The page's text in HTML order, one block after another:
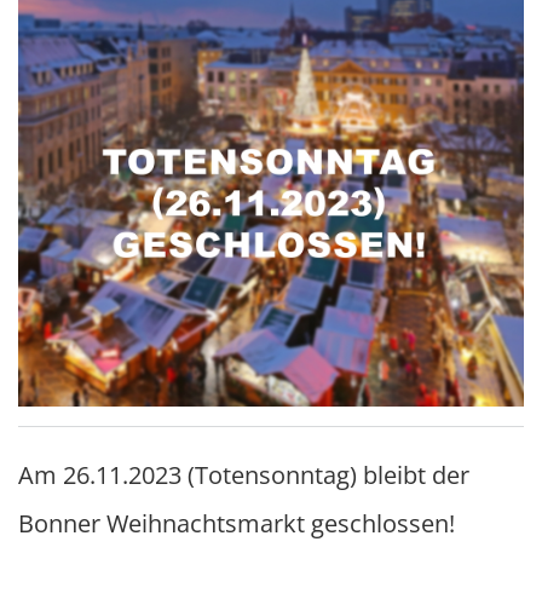
Am 26.11.2023 (Totensonntag) bleibt der
Bonner Weihnachtsmarkt geschlossen!